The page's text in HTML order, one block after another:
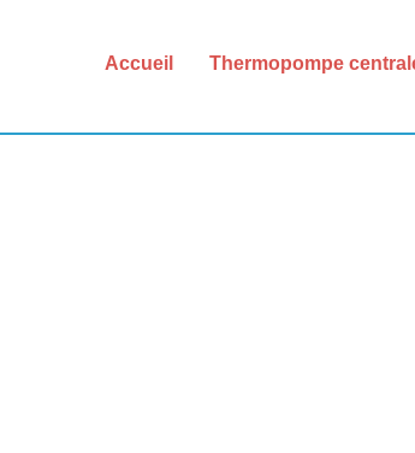
Accueil Thermopompe